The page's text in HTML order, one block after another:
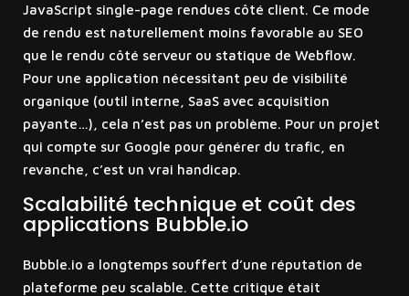
JavaScript single-page rendues côté client. Ce mode
de rendu est naturellement moins favorable au SEO
que le rendu côté serveur ou statique de Webflow.
Pour une application nécessitant peu de visibilité
organique (outil interne, SaaS avec acquisition
payante…), cela n’est pas un problème. Pour un projet
qui compte sur Google pour générer du trafic, en
revanche, c’est un vrai handicap.
Scalabilité technique et coût des
applications Bubble.io
Bubble.io a longtemps souffert d’une réputation de
plateforme peu scalable. Cette critique était